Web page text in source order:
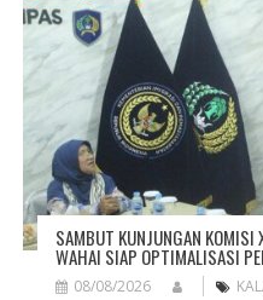
SAMBUT KUNJUNGAN KOMISI
WAHAI SIAP OPTIMALISASI
08/08/2026